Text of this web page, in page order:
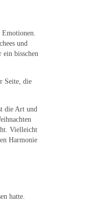
Emotionen.
und
ein bisschen
Seite, die
die Art und
Vielleicht
Harmonie
hatte.